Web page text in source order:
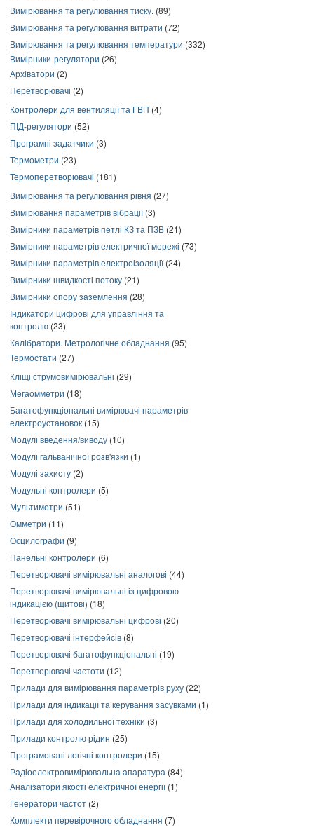
Вимірювання та регулювання тиску. (89)
Вимірювання та регулювання витрати (72)
Вимірювання та регулювання температури (332)
Вимірники-регулятори (26)
Архіватори (2)
Перетворювачі (2)
Контролери для вентиляції та ГВП (4)
ПІД-регулятори (52)
Програмні задатчики (3)
Термометри (23)
Термоперетворювачі (181)
Вимірювання та регулювання рівня (27)
Вимірювання параметрів вібрації(3)
Вимірники параметрів петлі КЗ та ПЗВ (21)
Вимірники параметрів електричної мережі (73)
Вимірники параметрів електроізоляції(24)
Вимірники швидкості потоку (21)
Вимірники опору заземлення (28)
Індикатори цифрові для управління та
контролю (23)
Калібратори. Метрологічне обладнання (95)
Термостати (27)
Кліщі струмовимірювальні (29)
Мегаомметри (18)
Багатофункціональні вимірювачі параметрів
електроустановок (15)
Модулі введення/виводу (10)
Модулі гальванічної розв'язки (1)
Модулі захисту (2)
Модульні контролери (5)
Мультиметри (51)
Омметри (11)
Осцилографи (9)
Панельні контролери (6)
Перетворювачі вимірювальні аналогові (44)
Перетворювачі вимірювальні із цифровою
індикацією (щитові) (18)
Перетворювачі вимірювальні цифрові (20)
Перетворювачі інтерфейсів (8)
Перетворювачі багатофункціональні (19)
Перетворювачі частоти (12)
Прилади для вимірювання параметрів руху (22)
Прилади для індикації та керування засувками (1)
Прилади для холодильної техніки (3)
Прилади контролю рідин (25)
Програмовані логічні контролери (15)
Радіоелектровимірювальна апаратура (84)
Аналізатори якості електричної енергії(1)
Генератори частот (2)
Комплекти перевірочного обладнання (7)